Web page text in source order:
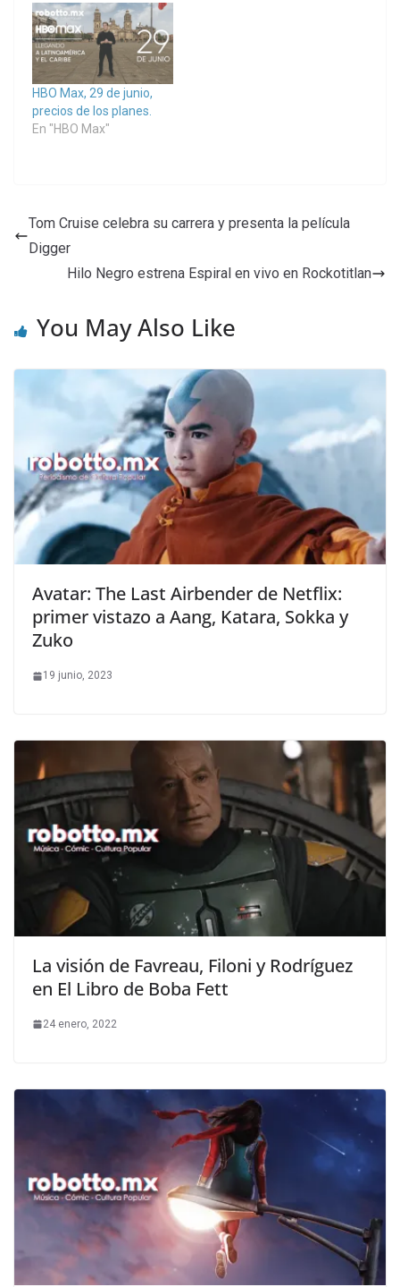
HBO Max, 29 de junio,
precios de los planes.
En "HBO Max"
Tom Cruise celebra su carrera y presenta la película
Digger
Hilo Negro estrena Espiral en vivo en Rockotitlan
You May Also Like
Avatar: The Last Airbender de Netflix:
primer vistazo a Aang, Katara, Sokka y
Zuko
19 junio, 2023
La visión de Favreau, Filoni y Rodríguez
en El Libro de Boba Fett
24 enero, 2022